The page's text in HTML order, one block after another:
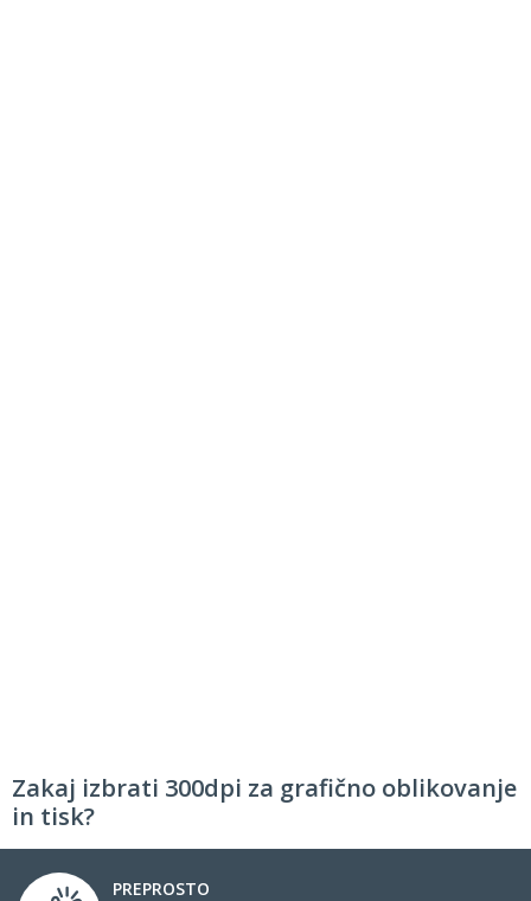
Zakaj izbrati 300dpi za grafično oblikovanje
in tisk?
PREPROSTO